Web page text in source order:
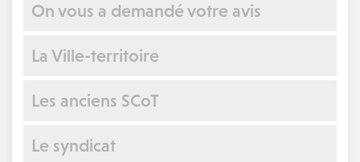
On vous a demandé votre avis
La Ville-territoire
Les anciens SCoT
Le syndicat